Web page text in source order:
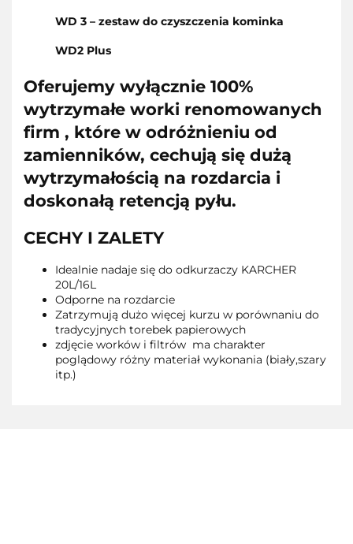
WD 3 – zestaw do czyszczenia kominka
WD2 Plus
Oferujemy wyłącznie 100%
wytrzymałe worki renomowanych
firm , które w odróżnieniu od
zamienników, cechują się dużą
wytrzymałością na rozdarcia i
doskonałą retencją pyłu.
CECHY I ZALETY
Idealnie nadaje się do odkurzaczy KARCHER
20L/16L
Odporne na rozdarcie
Zatrzymują dużo więcej kurzu w porównaniu do
tradycyjnych torebek papierowych
zdjęcie worków i filtrów ma charakter
poglądowy różny materiał wykonania (biały,szary
itp.)